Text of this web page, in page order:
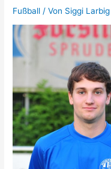
Fußball / Von Siggi Larbig